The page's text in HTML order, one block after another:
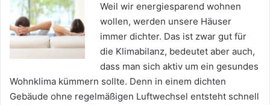
Weil wir energiesparend wohnen
wollen, werden unsere Häuser
immer dichter. Das ist zwar gut für
die Klimabilanz, bedeutet aber auch,
dass man sich aktiv um ein gesundes
Wohnklima kümmern sollte. Denn in einem dichten
Gebäude ohne regelmäßigen Luftwechsel entsteht schnell